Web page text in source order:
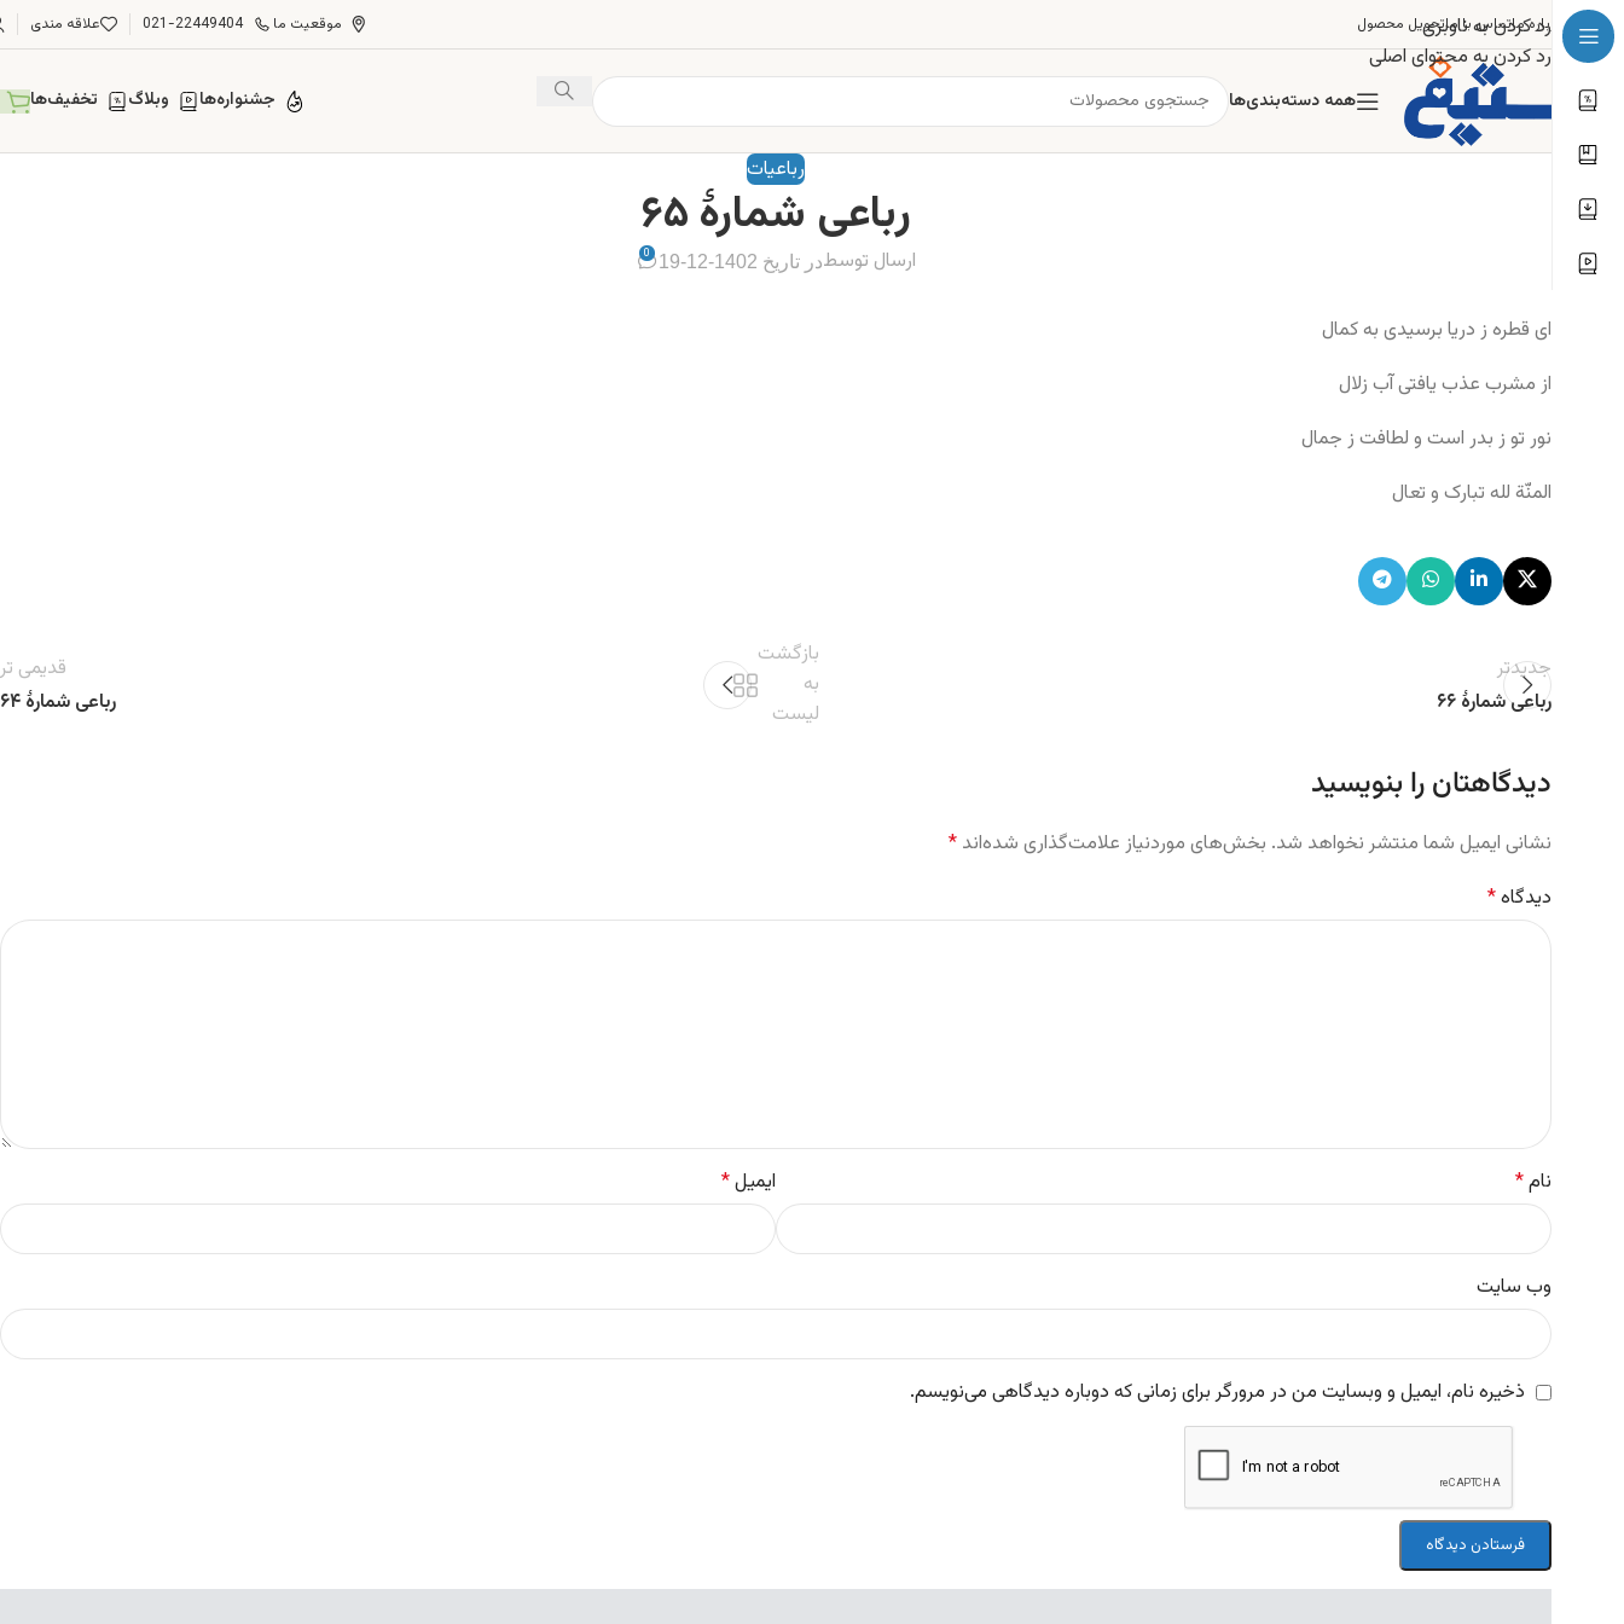
رد کردن به ناوبری
رد کردن به محتوای اصلی
درباره ماتماس با ماتحویل محصول موقعیت ما 021-22449404 علاقه مندی
همه دسته‌بندی‌ها جشنواره‌ها وبلاگ تخفیف‌ها
رباعیات
رباعی شمارهٔ ۶۵
ارسال توسطدر تاریخ 1402-12-19 0
ای قطره ز دریا برسیدی به کمال
از مشرب عذب یافتی آب زلال
نور تو ز بدر است و لطافت ز جمال
المنّة لله تبارک و تعال
جدیدتر
رباعی شمارهٔ ۶۶
بازگشت
به
لیست
قدیمی تر
رباعی شمارهٔ ۶۴
دیدگاهتان را بنویسید
نشانی ایمیل شما منتشر نخواهد شد. بخش‌های موردنیاز علامت‌گذاری شده‌اند *
دیدگاه*
نام* ایمیل*
وب‌ سایت
ذخیره نام، ایمیل و وبسایت من در مرورگر برای زمانی که دوباره دیدگاهی می‌نویسم.